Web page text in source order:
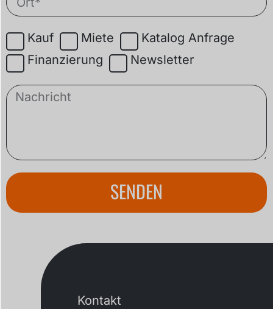
Kauf Miete
Katalog Anfrage
Finanzierung
Newsletter
SENDEN
Kontakt